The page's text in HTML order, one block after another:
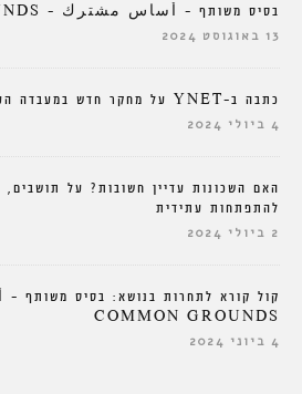
בסיס משותף – أساس مشترك – COMMON GROUNDS
13 באוגוסט 2024
כתבה ב-YNET על מחקר חדש במעבדה העוסק בהצללה בעיר
4 ביולי 2024
האם השכונות עדיין חשובות? על תושבים,
להתפתחות עתידית
2 ביולי 2024
קול קורא לתחרות בנושא: בסיס
COMMON GROUNDS
4 ביוני 2024